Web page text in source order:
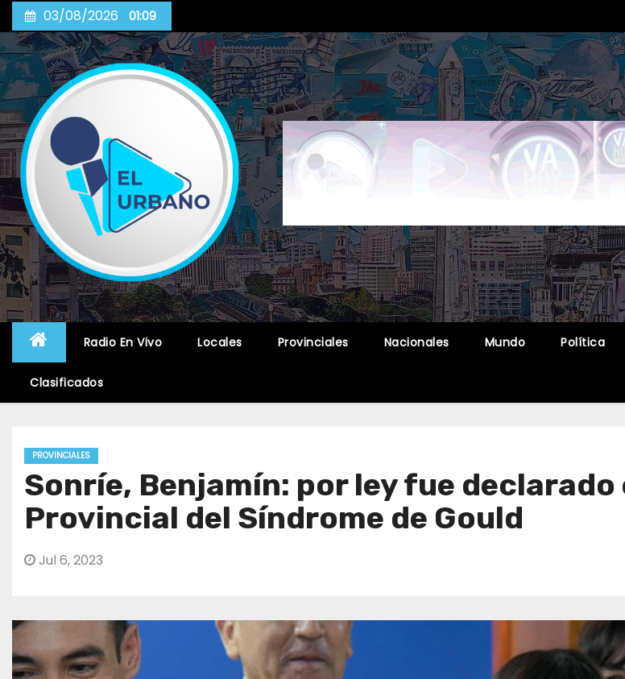
to
content
03/08/2026 01:09
Radio En Vivo Locales Provinciales Nacionales Mundo Política
Clasificados
PROVINCIALES
Sonríe, Benjamín: por ley fue declarado
Provincial del Síndrome de Gould
Jul 6, 2023